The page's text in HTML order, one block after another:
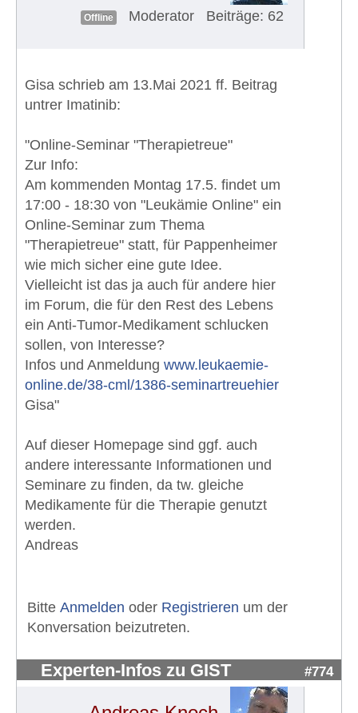
Offline Moderator Beiträge: 62
Gisa schrieb am 13.Mai 2021 ff. Beitrag
untrer Imatinib:
"Online-Seminar "Therapietreue"
Zur Info:
Am kommenden Montag 17.5. findet um
17:00 - 18:30 von "Leukämie Online" ein
Online-Seminar zum Thema
"Therapietreue" statt, für Pappenheimer
wie mich sicher eine gute Idee.
Vielleicht ist das ja auch für andere hier
im Forum, die für den Rest des Lebens
ein Anti-Tumor-Medikament schlucken
sollen, von Interesse?
Infos und Anmeldung www.leukaemie-
online.de/38-cml/1386-seminartreuehier
Gisa"
Auf dieser Homepage sind ggf. auch
andere interessante Informationen und
Seminare zu finden, da tw. gleiche
Medikamente für die Therapie genutzt
werden.
Andreas
Bitte Anmelden oder Registrieren um der
Konversation beizutreten.
Experten-Infos zu GIST #774